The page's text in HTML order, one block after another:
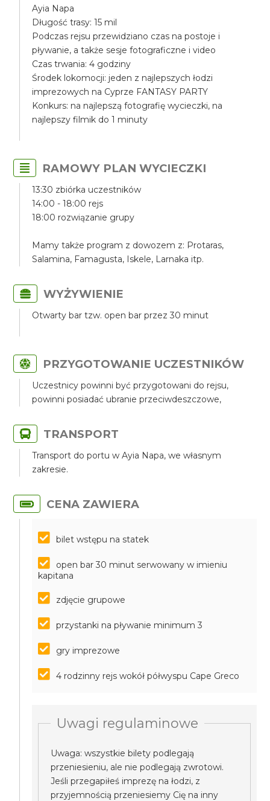
Ayia Napa
Długość trasy: 15 mil
Podczas rejsu przewidziano czas na postoje i
pływanie, a także sesje fotograficzne i video
Czas trwania: 4 godziny
Środek lokomocji: jeden z najlepszych łodzi
imprezowych na Cyprze FANTASY PARTY
Konkurs: na najlepszą fotografię wycieczki, na
najlepszy filmik do 1 minuty
RAMOWY PLAN WYCIECZKI
13:30 zbiórka uczestników
14:00 - 18:00 rejs
18:00 rozwiązanie grupy
Mamy także program z dowozem z: Protaras,
Salamina, Famagusta, Iskele, Larnaka itp.
WYŻYWIENIE
Otwarty bar tzw. open bar przez 30 minut
PRZYGOTOWANIE UCZESTNIKÓW
Uczestnicy powinni być przygotowani do rejsu,
powinni posiadać ubranie przeciwdeszczowe,
TRANSPORT
Transport do portu w Ayia Napa, we własnym
zakresie.
CENA ZAWIERA
bilet wstępu na statek
open bar 30 minut serwowany w imieniu
kapitana
zdjęcie grupowe
przystanki na pływanie minimum 3
gry imprezowe
4 rodzinny rejs wokół półwyspu Cape Greco
Uwagi regulaminowe
Uwaga: wszystkie bilety podlegają
przeniesieniu, ale nie podlegają zwrotowi.
Jeśli przegapiłeś imprezę na łodzi, z
przyjemnością przeniesiemy Cię na inny